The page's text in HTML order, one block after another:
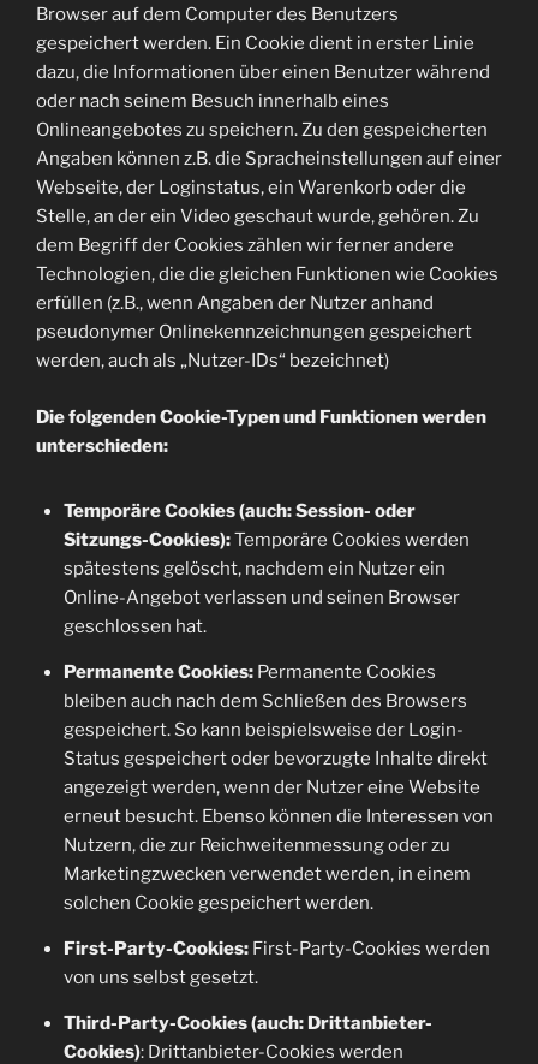
Browser auf dem Computer des Benutzers
gespeichert werden. Ein Cookie dient in erster Linie
dazu, die Informationen über einen Benutzer während
oder nach seinem Besuch innerhalb eines
Onlineangebotes zu speichern. Zu den gespeicherten
Angaben können z.B. die Spracheinstellungen auf einer
Webseite, der Loginstatus, ein Warenkorb oder die
Stelle, an der ein Video geschaut wurde, gehören. Zu
dem Begriff der Cookies zählen wir ferner andere
Technologien, die die gleichen Funktionen wie Cookies
erfüllen (z.B., wenn Angaben der Nutzer anhand
pseudonymer Onlinekennzeichnungen gespeichert
werden, auch als „Nutzer-IDs“ bezeichnet)
Die folgenden Cookie-Typen und Funktionen werden
unterschieden:
Temporäre Cookies (auch: Session- oder
Sitzungs-Cookies):Temporäre Cookies werden
spätestens gelöscht, nachdem ein Nutzer ein
Online-Angebot verlassen und seinen Browser
geschlossen hat.
Permanente Cookies:Permanente Cookies
bleiben auch nach dem Schließen des Browsers
gespeichert. So kann beispielsweise der Login-
Status gespeichert oder bevorzugte Inhalte direkt
angezeigt werden, wenn der Nutzer eine Website
erneut besucht. Ebenso können die Interessen von
Nutzern, die zur Reichweitenmessung oder zu
Marketingzwecken verwendet werden, in einem
solchen Cookie gespeichert werden.
First-Party-Cookies:First-Party-Cookies werden
von uns selbst gesetzt.
Third-Party-Cookies (auch: Drittanbieter-
Cookies): Drittanbieter-Cookies werden